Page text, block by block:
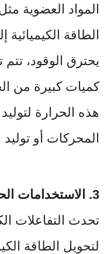
المواد العضوية
الطاقة
يحترق الوقود، تتم
كميات كبيرة من
هذه الحرارة
المحركات أو توليد
3. الاستخدامات الحيوية:
تحدث التفاعلات
لتحويل الطاقة